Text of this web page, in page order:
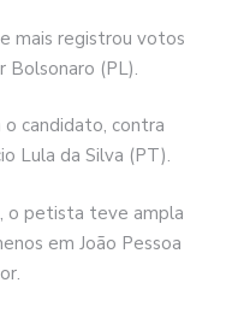
mais registrou votos
Bolsonaro (PL).
candidato, contra
Lula da Silva (PT).
o petista teve ampla
em João Pessoa